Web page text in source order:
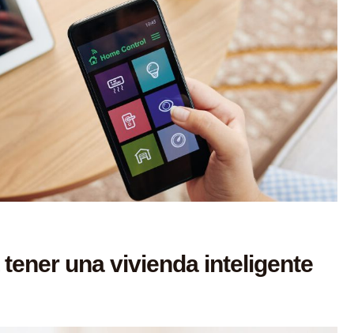
una vivienda inteligente